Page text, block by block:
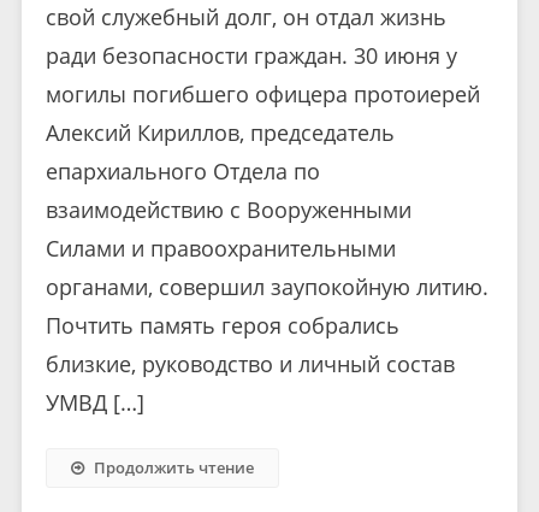
свой служебный долг, он отдал жизнь
ради безопасности граждан. 30 июня у
могилы погибшего офицера протоиерей
Алексий Кириллов, председатель
епархиального Отдела по
взаимодействию с Вооруженными
Силами и правоохранительными
органами, совершил заупокойную литию.
Почтить память героя собрались
близкие, руководство и личный состав
УМВД […]
Продолжить чтение